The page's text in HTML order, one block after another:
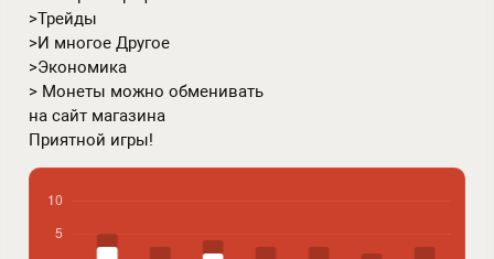
>Трейды
>И многое Другое
>Экономика
> Монеты можно обменивать
на сайт магазина
Приятной игры!